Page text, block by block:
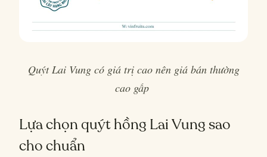
Quýt Lai Vung có giá trị cao nên giá bán thường
cao gấp
Lựa chọn quýt hồng Lai Vung sao
cho chuẩn